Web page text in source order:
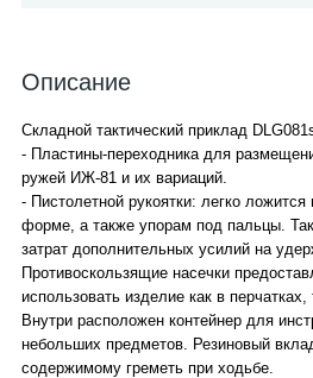
Описание
Складной тактический приклад
- Пластины-переходника для
ружей ИЖ-81 и их вариаций.
- Пистолетной рукоятки: легко
форме, а также упорам под пальцы.
затрат дополнительных усилий на
Противоскользящие насечки
использовать изделие как в перчатках,
Внутри расположен контейнер для
небольших предметов. Резиновый
содержимому греметь при ходьбе.